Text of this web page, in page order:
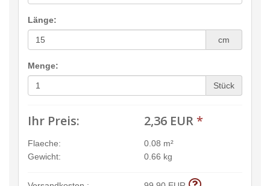
Länge:
cm
Menge:
Stück
Ihr Preis: 2,36 EUR*
Flaeche:
0.08 m²
Gewicht:
0.66 kg